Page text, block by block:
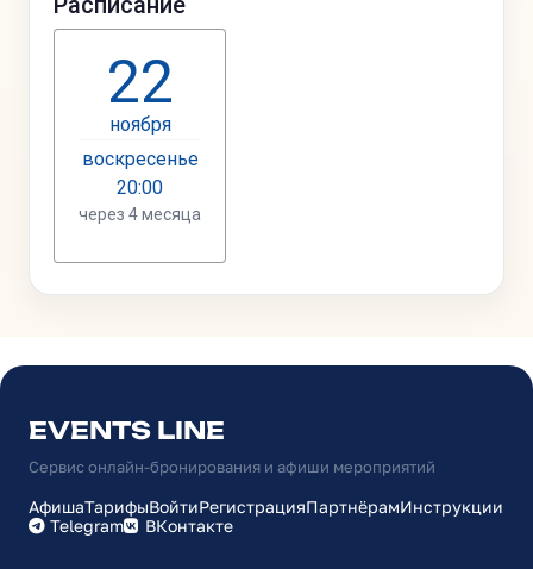
EVENTS LINE
Сервис онлайн-бронирования и афиши мероприятий
АфишаТарифыВойтиРегистрацияПартнёрамИнструкции
Telegram
ВКонтакте